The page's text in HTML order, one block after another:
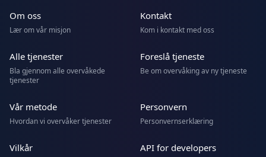
Om oss
Lær om vår misjon
Kontakt
Kom i kontakt med oss
Alle tjenester
Bla gjennom alle overvåkede
tjenester
Foreslå tjeneste
Be om overvåking av ny tjeneste
Vår metode
Hvordan vi overvåker tjenester
Personvern
Personvernserklæring
Vilkår API for developers